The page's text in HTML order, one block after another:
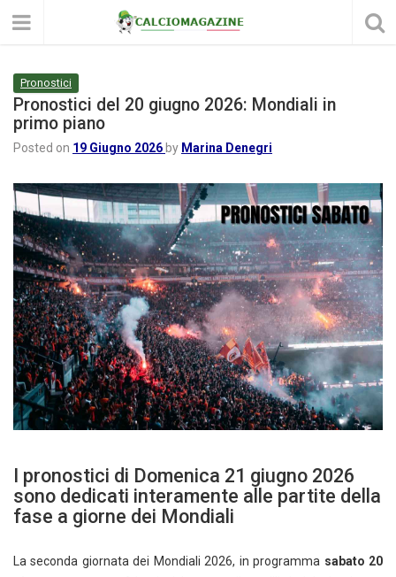
Pronostici
Pronostici del 20 giugno 2026: Mondiali in
primo piano
Posted on 19 Giugno 2026 by Marina Denegri
I pronostici di Domenica 21 giugno 2026
sono dedicati interamente alle partite della
fase a giorne dei Mondiali
La seconda giornata dei Mondiali 2026, in programma sabato 20